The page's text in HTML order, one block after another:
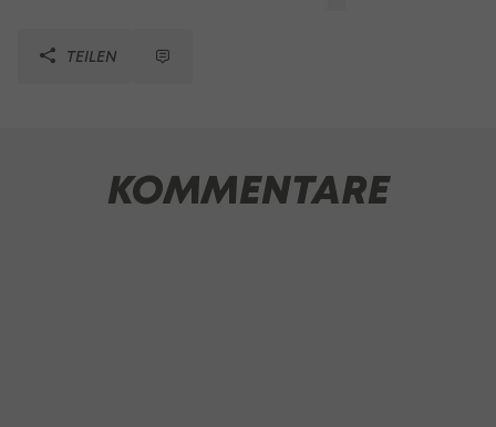
TEILEN
KOMMENTARE